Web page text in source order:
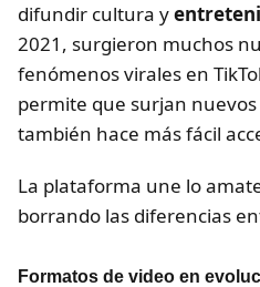
difundir cultura y
2021, surgieron muchos
fenómenos virales en
permite que surjan
también hace más fácil
La plataforma une lo
borrando las diferencias
Formatos de video en